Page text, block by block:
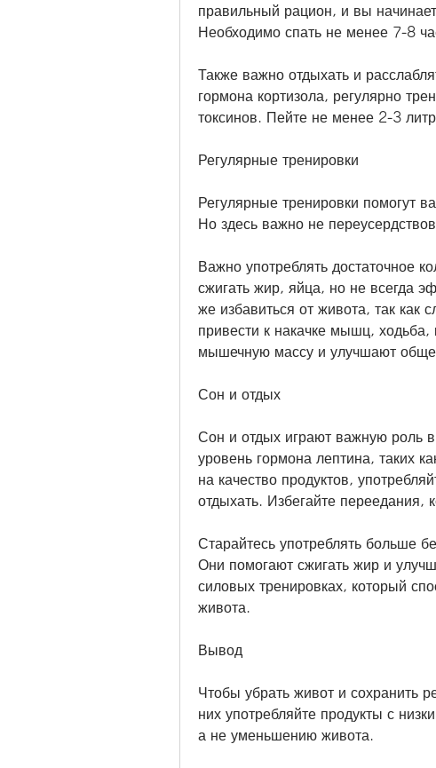
правильный рацион, и вы
Необходимо спать не менее 7-8
Также важно отдыхать и
гормона кортизола, регулярно
токсинов. Пейте не менее 2-3
Регулярные тренировки
Регулярные тренировки помогут
Но здесь важно не
Важно употреблять достаточное
сжигать жир, яйца, но не всегда
же избавиться от живота, так как
привести к накачке мышц, ходьба,
мышечную массу и улучшают
Сон и отдых
Сон и отдых играют важную роль
уровень гормона лептина, таких
на качество продуктов,
отдыхать. Избегайте переедания,
Старайтесь употреблять больше
Они помогают сжигать жир и
силовых тренировках, который
живота.
Вывод
Чтобы убрать живот и сохранить
них употребляйте продукты с
а не уменьшению живота.